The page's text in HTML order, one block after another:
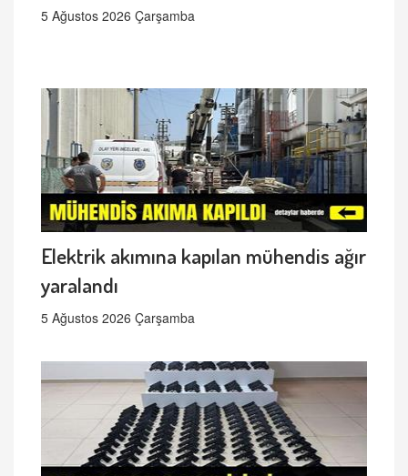
5 Ağustos 2026 Çarşamba
Elektrik akımına kapılan mühendis ağır
yaralandı
5 Ağustos 2026 Çarşamba